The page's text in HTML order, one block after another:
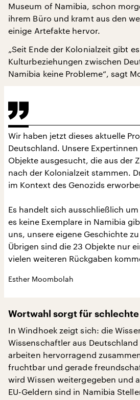
Museum of Namibia, schon
ihrem Büro und kramt aus den
einige Artefakte hervor.
„Seit Ende der Kolonialzeit gibt
Kulturbeziehungen zwischen
Namibia keine Probleme“, sagt
Wir haben jetzt dieses aktuelle
Deutschland. Unsere
Objekte ausgesucht, die aus der
nach der Kolonialzeit stammen.
im Kontext des Genozids
Es handelt sich ausschließlich
es keine Exemplare in Namibia
uns, unsere eigene Geschichte
Übrigen sind die 23 Objekte nur
vielen weiteren Rückgaben
Esther Moombolah
Wortwahl sorgt für
In Windhoek zeigt sich: die
Wissenschaftler aus
arbeiten hervorragend
fruchtbar und gerade
wird Wissen weitergegeben und
EU-Geldern sind in Namibia